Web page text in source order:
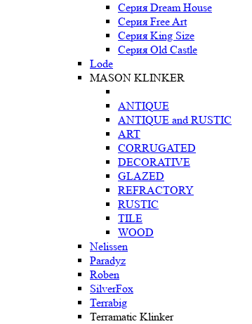
Серия Dream House
Серия Free Art
Серия King Size
Серия Old Castle
Lode
MASON KLINKER
ANTIQUE
ANTIQUE and RUSTIC
ART
CORRUGATED
DECORATIVE
GLAZED
REFRACTORY
RUSTIC
TILE
WOOD
Nelissen
Paradyz
Roben
SilverFox
Terrabig
Terramatic Klinker